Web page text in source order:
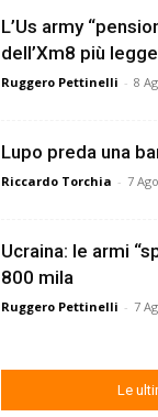
L’Us army
dell’Xm8 più
Ruggero Pettinelli - 8
Lupo preda una
Riccardo Torchia - 7
Ucraina: le armi
800 mila
Ruggero Pettinelli - 7
Le